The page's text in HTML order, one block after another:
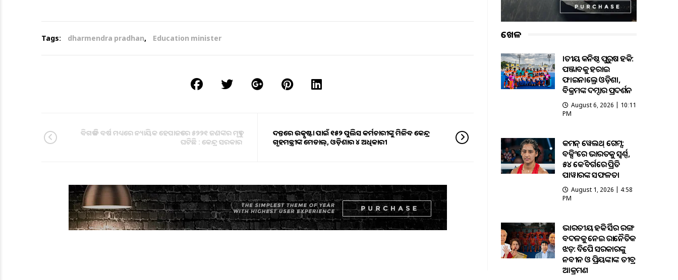
Tags: dharmendra pradhan, Education minister
ବିଗତ ତିନି ବର୍ଷ ମଧ୍ୟରେ ନ୍ୟାୟିକ ହେପାଜତରେ ୫୨୨୧ ଜଣଙ୍କର ମୃତ୍ୟୁ
ଘଟିଛି : କେନ୍ଦ୍ର ସରକାର
ତଦନ୍ତରେ ଉତ୍କୃଷ୍ଟତା ପାଇଁ ୧୫୨ ପୁଲିସ କର୍ମଚାରୀଙ୍କୁ ମିଳିବ କେନ୍ଦ୍ର
ଗୃହମନ୍ତ୍ରୀଙ୍କ ମେଡାଲ୍, ଓଡ଼ିଶାର ୪ ଅଧିକାରୀ
ଖେଳ
ଜାତୀୟ କନିଷ୍ଠ ପୁରୁଷ ହକି:
ପଞ୍ଜାବକୁ ହରାଇ
ଫାଇନାଲ୍ରେ ଓଡ଼ିଶା,
ବିକ୍ରମଙ୍କ ଦମ୍ଦାର ପ୍ରଦର୍ଶନ
August 6, 2026 | 10:11
PM
କମନ୍ ୱେଲଥ୍ ଗେମ୍ସ:
ବକ୍ସିଂରେ ଭାରତକୁ ସ୍ବର୍ଣ୍ଣ,
୫୪ କେଜି ବର୍ଗରେ ପ୍ରିତି
ପାୱାରଙ୍କ ସଫଳତା
August 1, 2026 | 4:58
PM
ଭାରତୀୟ ହକି ଜର୍ସିର ରଙ୍ଗ
ବଦଳକୁ ନେଇ ରାଜନୈତିକ
ଝଡ଼: ବିଜେପି ସରକାରଙ୍କୁ
ନବୀନ ଓ ପ୍ରିୟଙ୍କାଙ୍କ ତୀବ୍ର
ଆକ୍ରମଣ